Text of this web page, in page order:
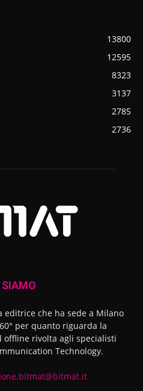
13800
12595
8323
3137
2785
2736
SIAMO
editrice che ha sede a Milano
per quanto riguarda la
offline rivolta agli specialisti
Technology.